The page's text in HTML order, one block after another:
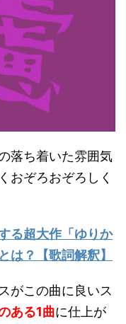
落ち着いた雰囲気
おぞろおぞろしく
る超大作「ゆりか
は？【歌詞解釈】
がこの曲に良いス
ある1曲に仕上が